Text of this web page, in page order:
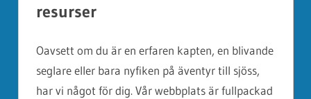
resurser
Oavsett om du är en erfaren kapten, en blivande
seglare eller bara nyfiken på äventyr till sjöss,
har vi något för dig. Vår webbplats är fullpackad